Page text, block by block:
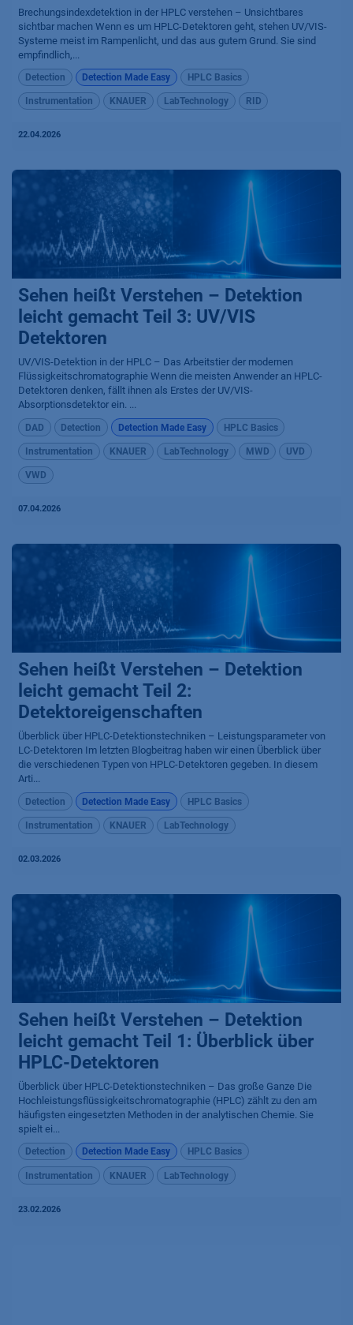
Brechungsindexdetektion in der HPLC verstehen – Unsichtbares
sichtbar machen Wenn es um HPLC-Detektoren geht, stehen UV/VIS-
Systeme meist im Rampenlicht, und das aus gutem Grund. Sie sind
empfindlich,...
Detection Detection Made Easy HPLC Basics
Instrumentation KNAUER LabTechnology RID
22.04.2026
Sehen heißt Verstehen – Detektion
leicht gemacht Teil 3: UV/VIS
Detektoren
UV/VIS-Detektion in der HPLC – Das Arbeitstier der modernen
Flüssigkeitschromatographie Wenn die meisten Anwender an HPLC-
Detektoren denken, fällt ihnen als Erstes der UV/VIS-
Absorptionsdetektor ein. ...
DAD Detection Detection Made Easy HPLC Basics
Instrumentation KNAUER LabTechnology MWD UVD
VWD
07.04.2026
Sehen heißt Verstehen – Detektion
leicht gemacht Teil 2:
Detektoreigenschaften
Überblick über HPLC-Detektionstechniken – Leistungsparameter von
LC-Detektoren Im letzten Blogbeitrag haben wir einen Überblick über
die verschiedenen Typen von HPLC-Detektoren gegeben. In diesem
Arti...
Detection Detection Made Easy HPLC Basics
Instrumentation KNAUER LabTechnology
02.03.2026
Sehen heißt Verstehen – Detektion
leicht gemacht Teil 1: Überblick über
HPLC-Detektoren
Überblick über HPLC-Detektionstechniken – Das große Ganze Die
Hochleistungsflüssigkeitschromatographie (HPLC) zählt zu den am
häufigsten eingesetzten Methoden in der analytischen Chemie. Sie
spielt ei...
Detection Detection Made Easy HPLC Basics
Instrumentation KNAUER LabTechnology
23.02.2026